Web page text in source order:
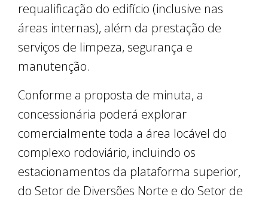
requalificação do edifício (inclusive nas
áreas internas), além da prestação de
serviços de limpeza, segurança e
manutenção.
Conforme a proposta de minuta, a
concessionária poderá explorar
comercialmente toda a área locável do
complexo rodoviário, incluindo os
estacionamentos da plataforma superior,
do Setor de Diversões Norte e do Setor de